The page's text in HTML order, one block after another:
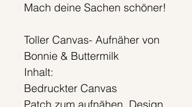
Mach deine Sachen schöner!
Toller Canvas- Aufnäher von
Bonnie & Buttermilk
Inhalt:
Bedruckter Canvas